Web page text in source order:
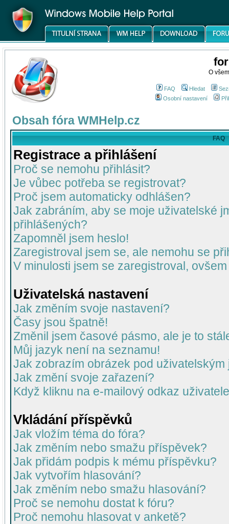
O
FAQ Hledat
Osobní nastavení
Obsah fóra WMHelp.cz
FAQ
Registrace a přihlášení
Proč se nemohu přihlásit?
Je vůbec potřeba se registrovat?
Proč jsem automaticky odhlášen?
Jak zabráním, aby se moje uživatelské
přihlášených?
Zapomněl jsem heslo!
Zaregistroval jsem se, ale nemohu se
V minulosti jsem se zaregistroval,
Uživatelská nastavení
Jak změním svoje nastavení?
Časy jsou špatně!
Změnil jsem časové pásmo, ale je to
Můj jazyk není na seznamu!
Jak zobrazím obrázek pod uživatelským
Jak změní svoje zařazení?
Když kliknu na e-mailový odkaz
Vkládání příspěvků
Jak vložím téma do fóra?
Jak změním nebo smažu příspěvek?
Jak přidám podpis k mému příspěvku?
Jak vytvořím hlasování?
Jak změním nebo smažu hlasování?
Proč se nemohu dostat k fóru?
Proč nemohu hlasovat v anketě?